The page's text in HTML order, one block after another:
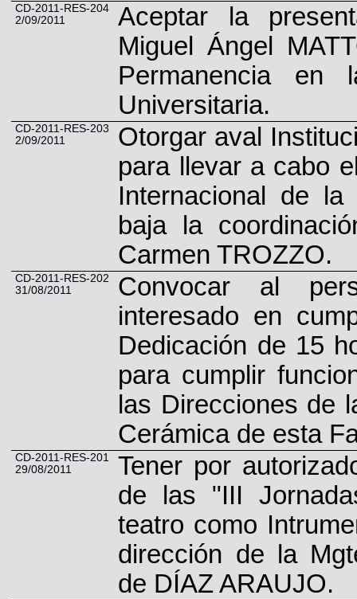
CD-2011-RES-204
2/09/2011
Aceptar la
Miguel Ángel
Permanencia en
Universitaria.
CD-2011-RES-203
2/09/2011
Otorgar aval
para llevar a cabo
Internacional de
baja la
Carmen TROZZO.
CD-2011-RES-202
31/08/2011
Convocar al
interesado en
Dedicación de 15
para cumplir
las Direcciones de
Cerámica de esta
CD-2011-RES-201
29/08/2011
Tener por
de las "III
teatro como
dirección de la
de DÍAZ ARAUJO.